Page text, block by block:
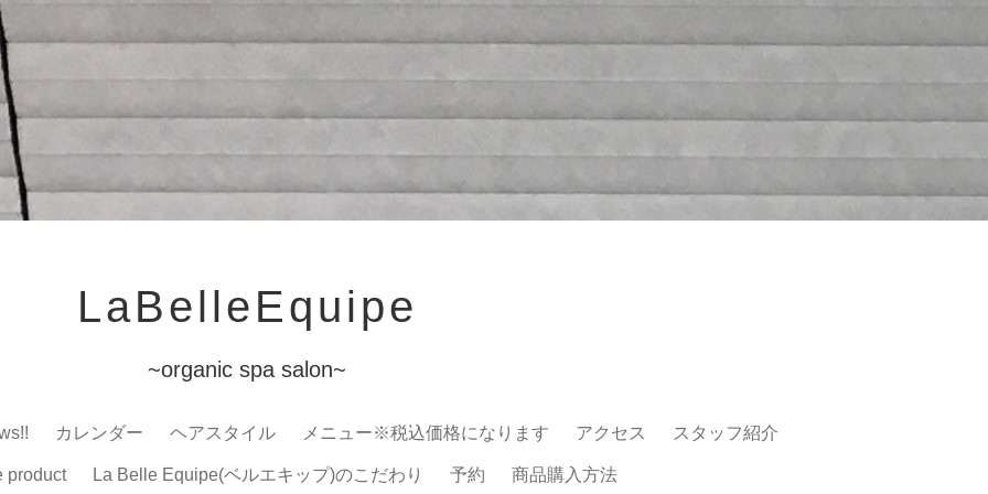
LaBelleEquipe
~organic spa salon~
カレンダー ヘアスタイル メニュー※税込価格になります アクセス スタッフ紹介
product La Belle Equipe(ベルエキップ)のこだわり 予約 商品購入方法